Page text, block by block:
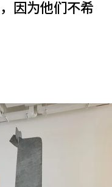
因为他们不希